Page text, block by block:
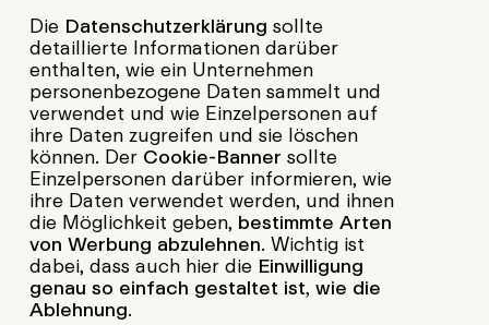
Die Datenschutzerklärungsollte
detaillierte Informationen darüber
enthalten, wie ein Unternehmen
personenbezogene Daten sammelt und
verwendet und wie Einzelpersonen auf
ihre Daten zugreifen und sie löschen
können. Der Cookie-Banner sollte
Einzelpersonen darüber informieren, wie
ihre Daten verwendet werden, und ihnen
die Möglichkeit geben, bestimmte Arten
von Werbung abzulehnen. Wichtig ist
dabei, dass auch hier die Einwilligung
genau so einfach gestaltet ist, wie die
Ablehnung.